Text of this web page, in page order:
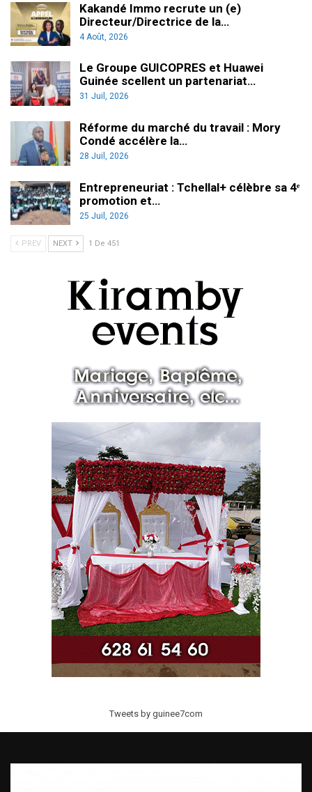
Kakandé Immo recrute un (e)
Directeur/Directrice de la…
4 Août, 2026
Le Groupe GUICOPRES et Huawei
Guinée scellent un partenariat…
31 Juil, 2026
Réforme du marché du travail : Mory
Condé accélère la…
28 Juil, 2026
Entrepreneuriat : Tchellal+ célèbre sa 4ᵉ
promotion et…
25 Juil, 2026
PREV NEXT 1 De 451
Tweets by guinee7com